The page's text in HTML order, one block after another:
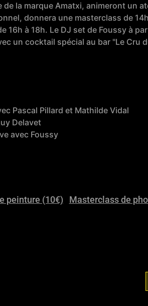
la marque Amatxi, animeront un
donnera une masterclass de
à 18h. Le DJ set de Foussy à
un cocktail spécial au bar "Le Cru
Pascal Pillard et Mathilde Vidal
Delavet
avec Foussy
peinture (10€)
Masterclass de